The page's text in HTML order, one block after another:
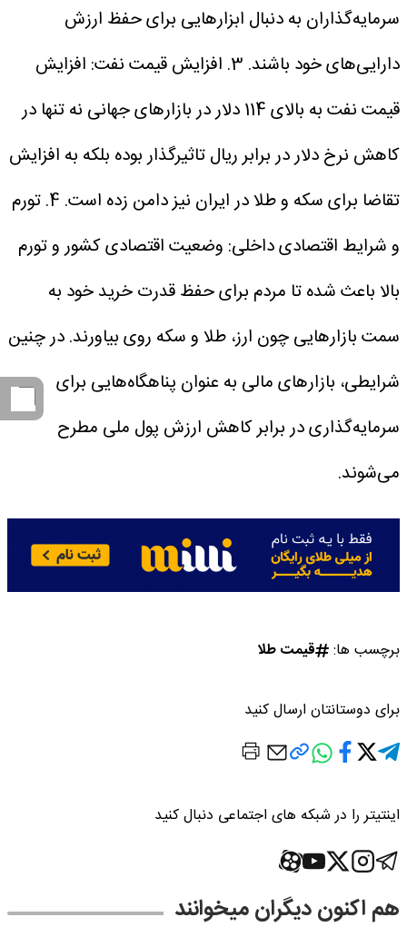
سرمایه‌گذاران به دنبال ابزارهایی برای حفظ ارزش
دارایی‌های خود باشند.
3. افزایش قیمت نفت: افزایش
قیمت نفت به بالای 114 دلار در بازارهای جهانی نه تنها در
کاهش نرخ دلار در برابر ریال تاثیرگذار بوده بلکه به افزایش
تقاضا برای سکه و طلا در ایران نیز دامن زده است. 4. تورم
و شرایط اقتصادی داخلی: وضعیت اقتصادی کشور و تورم
بالا باعث شده تا مردم برای حفظ قدرت خرید خود به
سمت بازارهایی چون ارز، طلا و سکه روی بیاورند. در چنین
شرایطی، بازارهای مالی به عنوان پناهگاه‌هایی برای
سرمایه‌گذاری در برابر کاهش ارزش پول ملی مطرح
می‌شوند.
برچسب ها: قیمت طلا
برای دوستانتان ارسال کنید
اینتیتر را در شبکه های اجتماعی دنبال کنید
هم اکنون دیگران میخوانند